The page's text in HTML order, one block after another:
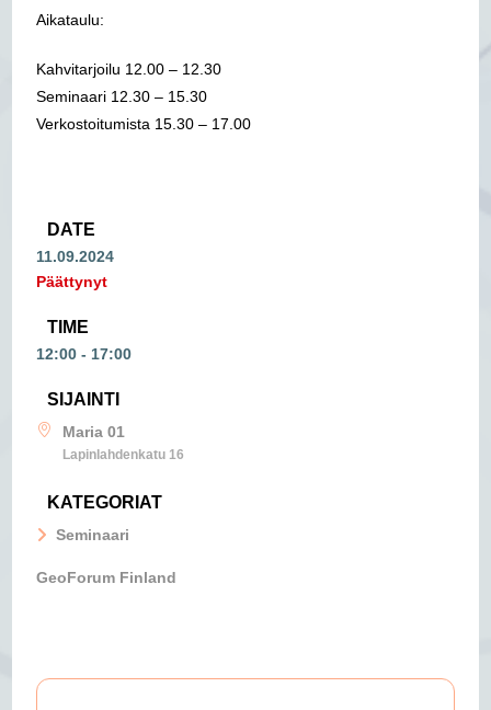
Aikataulu:
Kahvitarjoilu 12.00 – 12.30
Seminaari 12.30 – 15.30
Verkostoitumista 15.30 – 17.00
DATE
11.09.2024
Päättynyt
TIME
12:00 - 17:00
SIJAINTI
Maria 01
Lapinlahdenkatu 16
KATEGORIAT
Seminaari
GeoForum Finland